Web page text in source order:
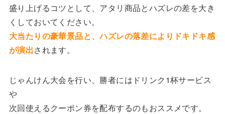
盛り上げるコツとして、アタリ商品とハズレの差を大き
くしておいてください。
大当たりの豪華景品と、ハズレの落差によりドキドキ感
が演出されます。
じゃんけん大会を行い、勝者にはドリンク1杯サービス
や
次回使えるクーポン券を配布するのもおススメです。